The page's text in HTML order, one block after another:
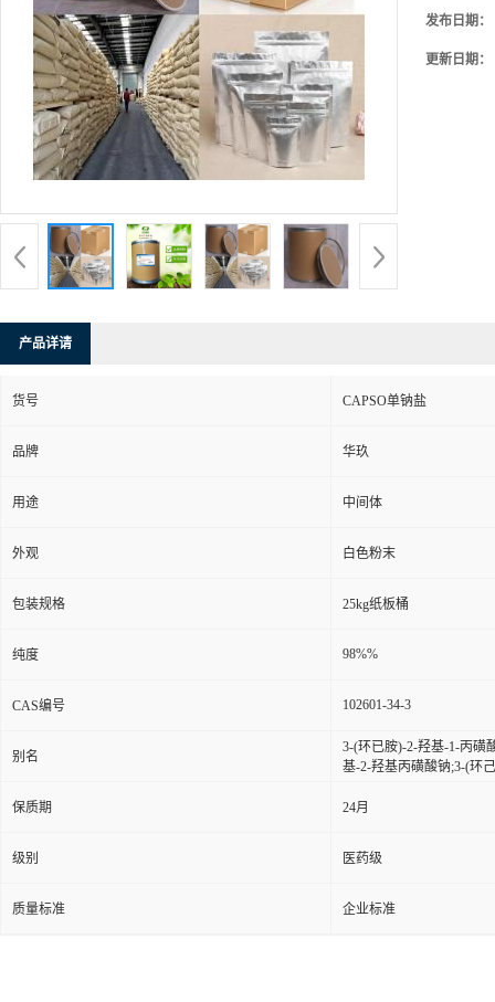
发布日期：
更新日期：
产品详请
货号 CAPSO单钠盐
品牌 华玖
用途 中间体
外观 白色粉末
包装规格 25kg纸板桶
纯度 98%%
CAS编号 102601-34-3
别名
3-(环已胺)-2-羟基-1-丙磺
基-2-羟基丙磺酸钠;3-(环
保质期 24月
级别 医药级
质量标准 企业标准